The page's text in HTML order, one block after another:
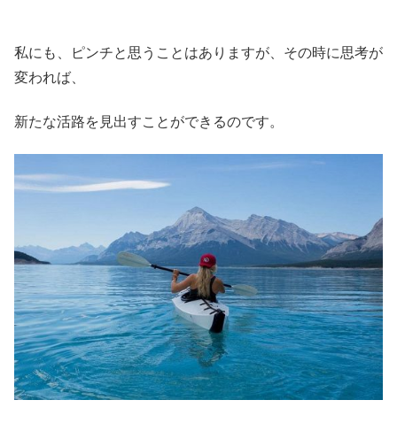
私にも、ピンチと思うことはありますが、その時に思考が
変われば、
新たな活路を見出すことができるのです。